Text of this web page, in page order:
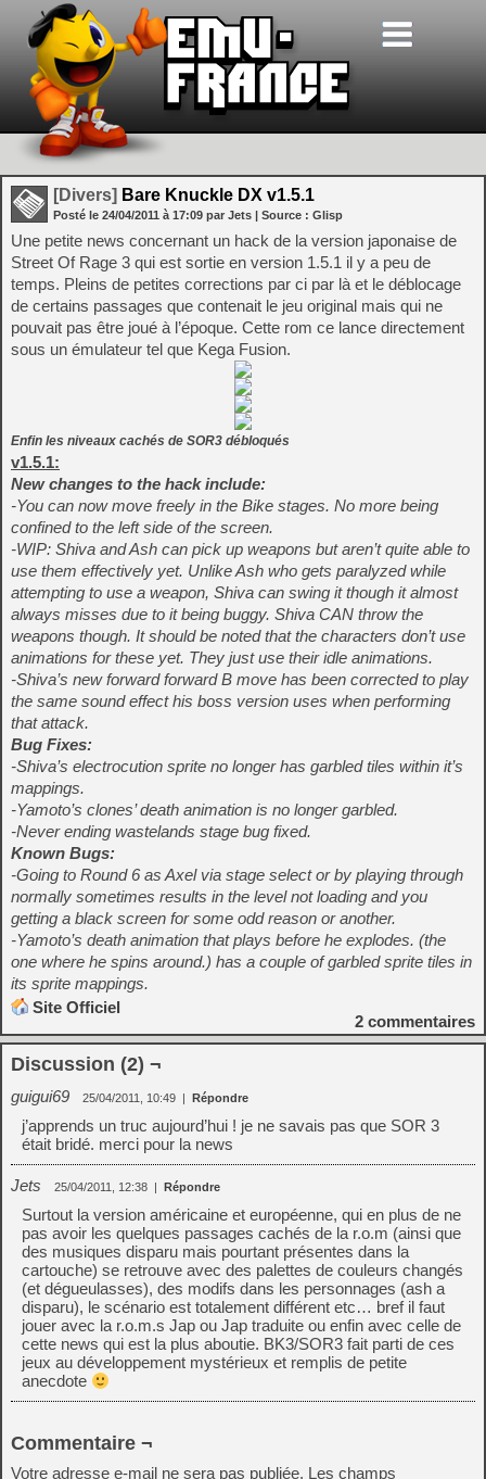
[Divers] Bare Knuckle DX v1.5.1
Posté le 24/04/2011 à 17:09 par Jets | Source : Glisp
Une petite news concernant un hack de la version japonaise de
Street Of Rage 3 qui est sortie en version 1.5.1 il y a peu de
temps. Pleins de petites corrections par ci par là et le déblocage
de certains passages que contenait le jeu original mais qui ne
pouvait pas être joué à l’époque. Cette rom ce lance directement
sous un émulateur tel que Kega Fusion.
Enfin les niveaux cachés de SOR3 débloqués
v1.5.1:
New changes to the hack include:
-You can now move freely in the Bike stages. No more being
confined to the left side of the screen.
-WIP: Shiva and Ash can pick up weapons but aren’t quite able to
use them effectively yet. Unlike Ash who gets paralyzed while
attempting to use a weapon, Shiva can swing it though it almost
always misses due to it being buggy. Shiva CAN throw the
weapons though. It should be noted that the characters don’t use
animations for these yet. They just use their idle animations.
-Shiva’s new forward forward B move has been corrected to play
the same sound effect his boss version uses when performing
that attack.
Bug Fixes:
-Shiva’s electrocution sprite no longer has garbled tiles within it’s
mappings.
-Yamoto’s clones’ death animation is no longer garbled.
-Never ending wastelands stage bug fixed.
Known Bugs:
-Going to Round 6 as Axel via stage select or by playing through
normally sometimes results in the level not loading and you
getting a black screen for some odd reason or another.
-Yamoto’s death animation that plays before he explodes. (the
one where he spins around.) has a couple of garbled sprite tiles in
its sprite mappings.
Site Officiel
2 commentaires
Discussion (2) ¬
guigui69 25/04/2011, 10:49 | Répondre
j’apprends un truc aujourd’hui ! je ne savais pas que SOR 3
était bridé. merci pour la news
Jets 25/04/2011, 12:38 | Répondre
Surtout la version américaine et européenne, qui en plus de ne
pas avoir les quelques passages cachés de la r.o.m (ainsi que
des musiques disparu mais pourtant présentes dans la
cartouche) se retrouve avec des palettes de couleurs changés
(et dégueulasses), des modifs dans les personnages (ash a
disparu), le scénario est totalement différent etc… bref il faut
jouer avec la r.o.m.s Jap ou Jap traduite ou enfin avec celle de
cette news qui est la plus aboutie. BK3/SOR3 fait parti de ces
jeux au développement mystérieux et remplis de petite
anecdote
Commentaire ¬
Votre adresse e-mail ne sera pas publiée. Les champs